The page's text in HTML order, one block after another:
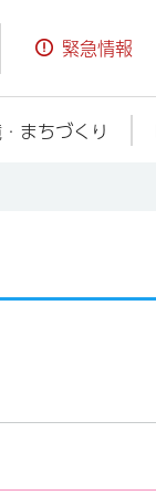
緊急情報
まちづくり